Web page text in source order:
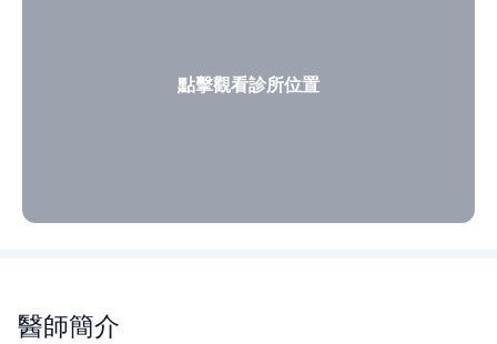
點擊觀看診所位置
醫師簡介